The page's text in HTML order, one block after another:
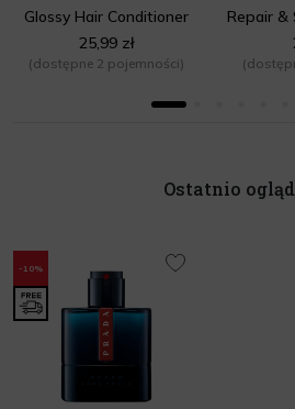
Glossy Hair Conditioner
25,99 zł
(dostępne 2 pojemności)
Ostatnio
-10%